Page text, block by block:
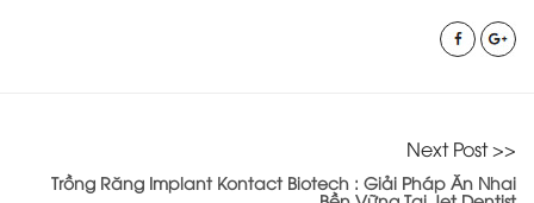
Next Post >>
Trồng Răng Implant Kontact Biotech : Giải Pháp Ăn Nhai